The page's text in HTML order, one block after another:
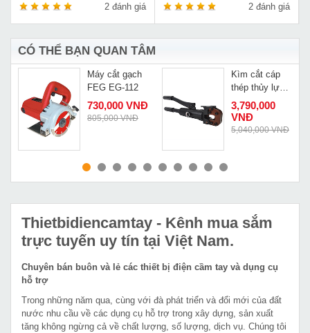
2 đánh giá 2 đánh giá
CÓ THỂ BẠN QUAN TÂM
MUA NGAY
Máy cắt gạch
FEG EG-112
730,000 VNĐ
805,000 VNĐ
MUA NGAY
Kìm cắt cáp
thép thủy lực
Changyou
CPC-20A
3,790,000
VNĐ
5,040,000 VNĐ
Thietbidiencamtay - Kênh mua sắm
trực tuyến uy tín tại Việt Nam.
Chuyên bán buôn và lẻ các thiết bị điện cầm tay và dụng cụ
hỗ trợ
Trong những năm qua, cùng với đà phát triển và đổi mới của đất
nước nhu cầu về các dụng cụ hỗ trợ trong xây dựng, sản xuất
tăng không ngừng cả về chất lượng, số lượng, dịch vụ. Chúng tôi